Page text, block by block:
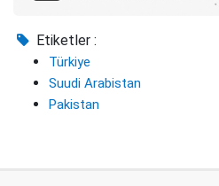
Etiketler :
Türkiye
Suudi Arabistan
Pakistan